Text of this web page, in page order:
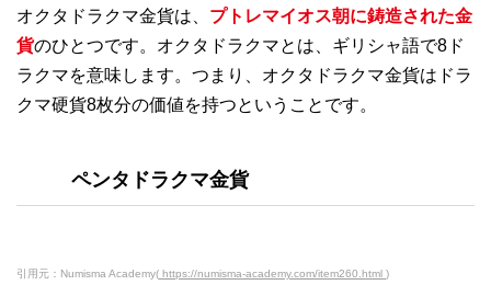
オクタドラクマ金貨は、 プトレマイオス朝に鋳造された金
貨のひとつです。オクタドラクマとは、ギリシャ語で8ド
ラクマを意味します。つまり、オクタドラクマ金貨はドラ
クマ硬貨8枚分の価値を持つということです。
ペンタドラクマ金貨
引用元：Numisma Academy( https://numisma-academy.com/item260.html )